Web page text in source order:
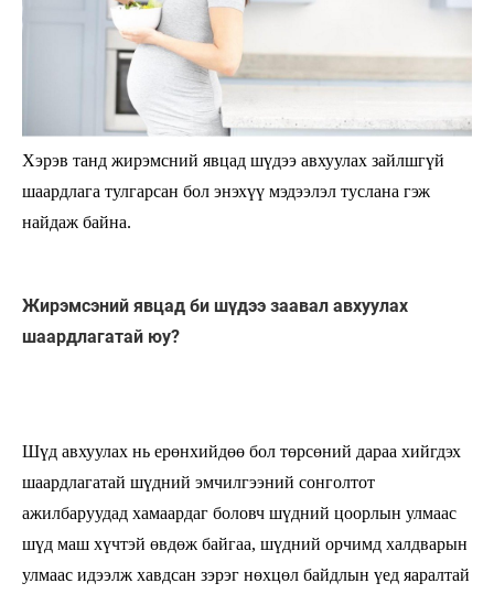
Хэрэв танд жирэмсний явцад шүдээ авхуулах зайлшгүй
шаардлага тулгарсан бол энэхүү мэдээлэл туслана гэж
найдаж байна.
Жирэмсэний явцад би шүдээ заавал авхуулах
шаардлагатай юу?
Шүд авхуулах нь ерөнхийдөө бол төрсөний дараа хийгдэх
шаардлагатай шүдний эмчилгээний сонголтот
ажилбаруудад хамаардаг боловч шүдний цоорлын улмаас
шүд маш хүчтэй өвдөж байгаа, шүдний орчимд халдварын
улмаас идээлж хавдсан зэрэг нөхцөл байдлын үед яаралтай